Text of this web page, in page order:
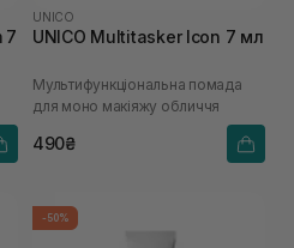
7
UNICO
UNICO Multitasker Icon 7 мл
Мультифункціональна помада
для моно макіяжу обличчя
490₴
-50%